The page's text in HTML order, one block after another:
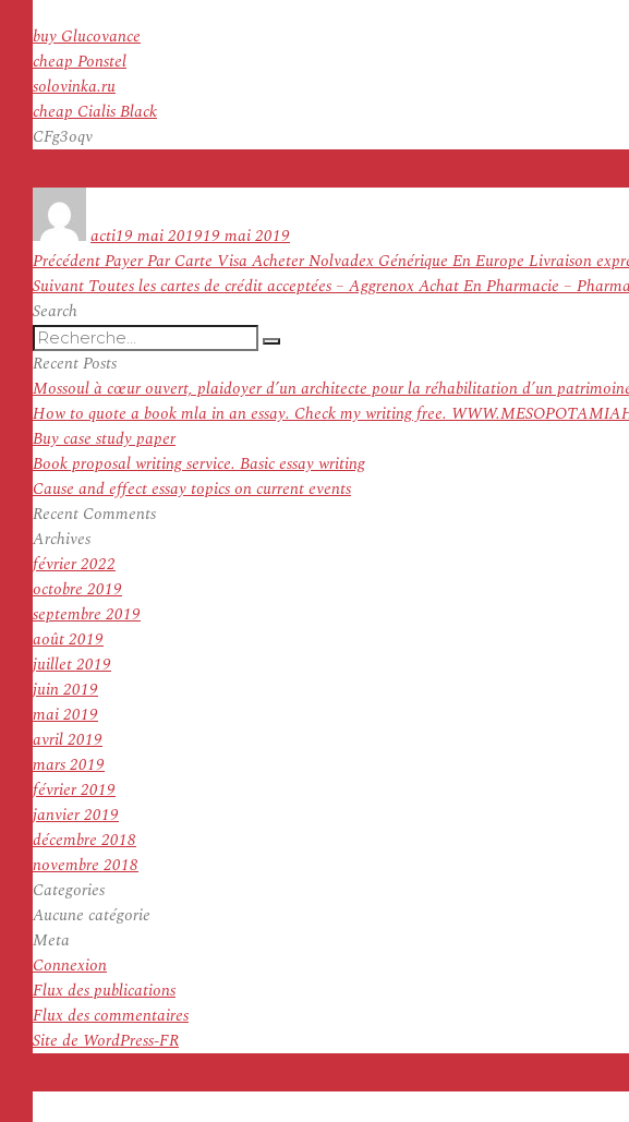
buy Glucovance
cheap Ponstel
solovinka.ru
cheap Cialis Black
CFg3oqv
actile
19 mai 201919 mai 2019
Navigation
de
l’article
PrécédentArticle
précédent :
Payer Par Carte Visa Acheter Nolvadex Générique En Europe Livraison
Suivant Article
Toutes les cartes de crédit acceptées – Aggrenox Achat En Pharmacie –
Search
Recherche
pour
:
Recherche
Recent Posts
Mossoul à cœur ouvert, plaidoyer d’un architecte pour la réhabilitation d’un
How to quote a book mla in an essay. Check my writing free.
Buy case study paper
Book proposal writing service. Basic essay writing
Cause and effect essay topics on current events
Recent Comments
Archives
février 2022
octobre 2019
septembre 2019
août 2019
juillet 2019
juin 2019
mai 2019
avril 2019
mars 2019
février 2019
janvier 2019
décembre 2018
novembre 2018
Categories
Aucune catégorie
Meta
Connexion
Flux des publications
Flux des commentaires
Site de WordPress-FR